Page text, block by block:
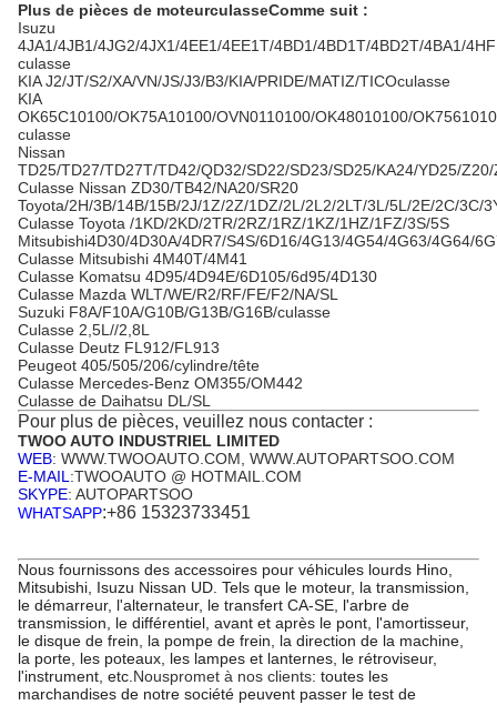
Plus de pièces de moteurculasseComme suit :
Isuzu
4JA1/4JB1/4JG2/4JX1/4EE1/4EE1T/4BD1/4BD1T/4BD2T/4BA1/
culasse
KIA J2/JT/S2/XA/VN/JS/J3/B3/KIA/PRIDE/MATIZ/TICOculasse
KIA
OK65C10100/OK75A10100/OVN0110100/OK48010100/
culasse
Nissan
TD25/TD27/TD27T/TD42/QD32/SD22/SD23/SD25/KA24/YD25/
Culasse Nissan ZD30/TB42/NA20/SR20
Toyota/2H/3B/14B/15B/2J/1Z/2Z/1DZ/2L/2L2/2LT/3L/5L/2E/2C/3C/
Culasse Toyota /1KD/2KD/2TR/2RZ/1RZ/1KZ/1HZ/1FZ/3S/5S
Mitsubishi4D30/4D30A/4DR7/S4S/6D16/4G13/4G54/4G63/4G64/
Culasse Mitsubishi 4M40T/4M41
Culasse Komatsu 4D95/4D94E/6D105/6d95/4D130
Culasse Mazda WLT/WE/R2/RF/FE/F2/NA/SL
Suzuki F8A/F10A/G10B/G13B/G16B/culasse
Culasse 2,5L//2,8L
Culasse Deutz FL912/FL913
Peugeot 405/505/206/cylindre/tête
Culasse Mercedes-Benz OM355/OM442
Culasse de Daihatsu DL/SL
Pour plus de pièces, veuillez nous contacter :
TWOO AUTO INDUSTRIEL LIMITED
WEB: WWW.TWOOAUTO.COM, WWW.AUTOPARTSOO.COM
E-MAIL :TWOOAUTO @ HOTMAIL.COM
SKYPE: AUTOPARTSOO
WHATSAPP:+86 15323733451
Nous fournissons des accessoires pour véhicules lourds Hino,
Mitsubishi, Isuzu Nissan UD. Tels que le moteur, la transmission,
le démarreur, l'alternateur, le transfert CA-SE, l'arbre de
transmission, le différentiel, avant et après le pont, l'amortisseur,
le disque de frein, la pompe de frein, la direction de la machine,
la porte, les poteaux, les lampes et lanternes, le rétroviseur,
l'instrument, etc. Nouspromet à nos clients: toutes les
marchandises de notre société peuvent passer le test de